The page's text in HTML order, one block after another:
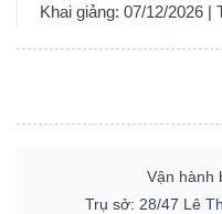
Khai giảng: 07/12/2026 |
Vận hành
Trụ sở: 28/47 Lê